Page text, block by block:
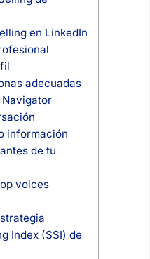
en LinkedIn
adecuadas
información
de tu
voices
Index (SSI) de